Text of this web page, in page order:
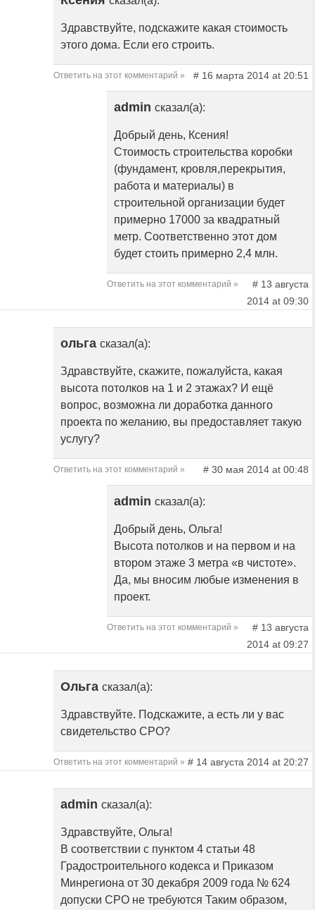
Здравствуйте, подскажите какая стоимость
этого дома. Если его строить.
Ответить на этот комментарий » # 16 марта 2014 at 20:51
admin сказал(а):
Добрый день, Ксения!
Стоимость строительства коробки
(фундамент, кровля,перекрытия,
работа и материалы) в
строительной организации будет
примерно 17000 за квадратный
метр. Соответственно этот дом
будет стоить примерно 2,4 млн.
Ответить на этот комментарий »
# 13 августа
2014 at 09:30
ольга сказал(а):
Здравствуйте, скажите, пожалуйста, какая
высота потолков на 1 и 2 этажах? И ещё
вопрос, возможна ли доработка данного
проекта по желанию, вы предоставляет такую
услугу?
Ответить на этот комментарий » # 30 мая 2014 at 00:48
admin сказал(а):
Добрый день, Ольга!
Высота потолков и на первом и на
втором этаже 3 метра «в чистоте».
Да, мы вносим любые изменения в
проект.
Ответить на этот комментарий »
# 13 августа
2014 at 09:27
Ольга сказал(а):
Здравствуйте. Подскажите, а есть ли у вас
свидетельство СРО?
Ответить на этот комментарий » # 14 августа 2014 at 20:27
admin сказал(а):
Здравствуйте, Ольга!
В соответствии с пунктом 4 статьи 48
Градостроительного кодекса и Приказом
Минрегиона от 30 декабря 2009 года № 624
допуски СРО не требуются Таким образом,